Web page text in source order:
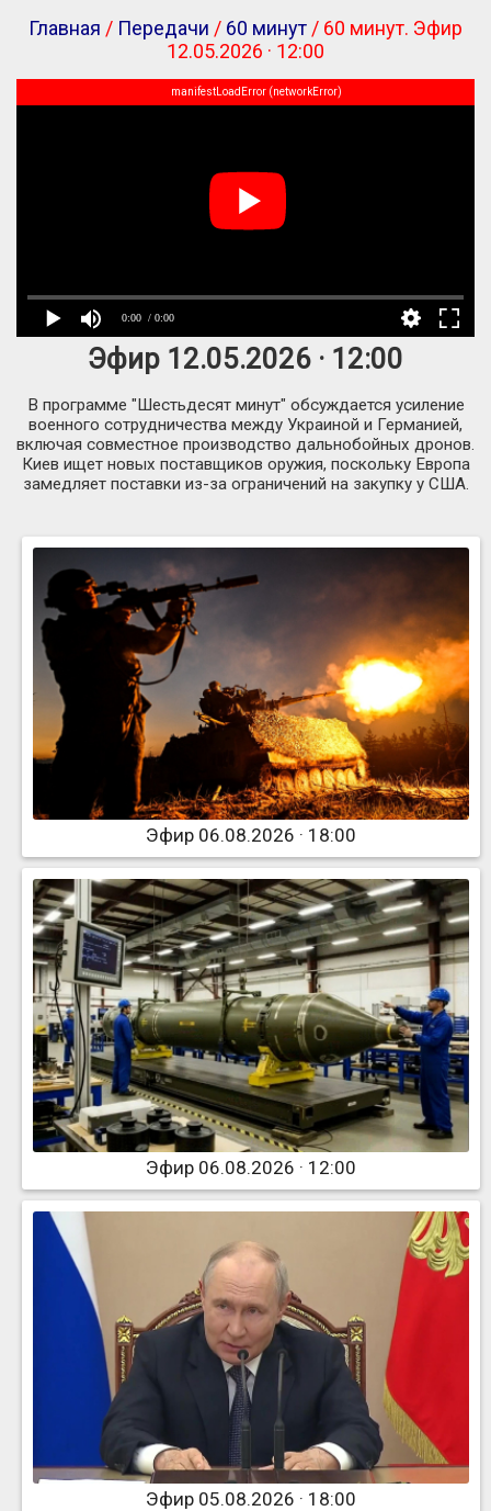
Главная / Передачи / 60 минут / 60 минут. Эфир
12.05.2026 · 12:00
0:00 / 0:00
manifestLoadError (networkError)
Эфир 12.05.2026 · 12:00
В программе "Шестьдесят минут" обсуждается усиление
военного сотрудничества между Украиной и Германией,
включая совместное производство дальнобойных дронов.
Киев ищет новых поставщиков оружия, поскольку Европа
замедляет поставки из-за ограничений на закупку у США.
Эфир 06.08.2026 · 18:00
Эфир 06.08.2026 · 12:00
Эфир 05.08.2026 · 18:00